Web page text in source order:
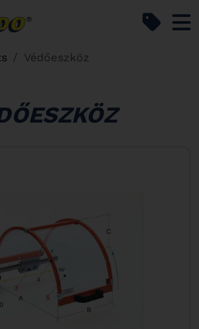
Védőeszköz